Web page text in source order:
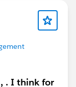
. I think for